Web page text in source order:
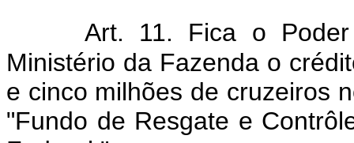
Art. 11. Fica o
Ministério da Fazenda o
e cinco milhões de cruzeiros
"Fundo de Resgate e